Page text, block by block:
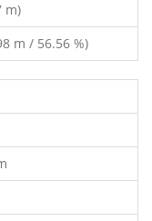
m)
m / 56.56 %)